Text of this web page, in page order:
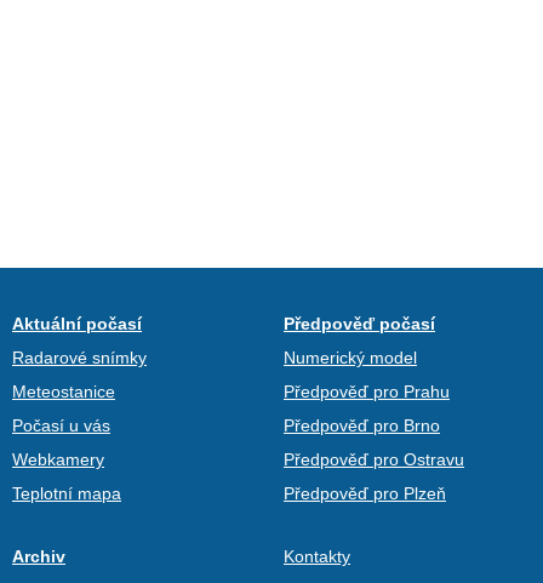
Aktuální počasí
Radarové snímky
Meteostanice
Počasí u vás
Webkamery
Teplotní mapa
Předpověď počasí
Numerický model
Předpověď pro Prahu
Předpověď pro Brno
Předpověď pro Ostravu
Předpověď pro Plzeň
Archiv
Kontakty